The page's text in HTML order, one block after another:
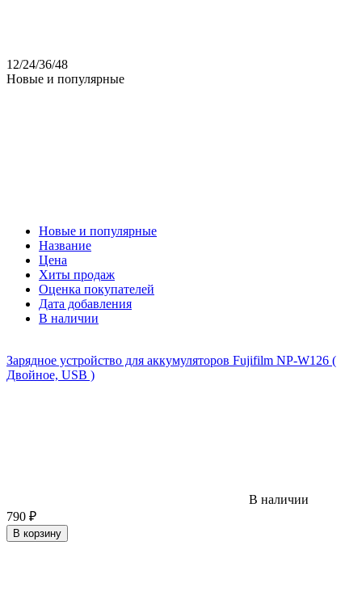
12/24/36/48
Новые и популярные
Новые и популярные
Название
Цена
Хиты продаж
Оценка покупателей
Дата добавления
В наличии
Зарядное устройство для аккумуляторов Fujifilm NP-W126 (
Двойное, USB )
В наличии
790 ₽
В корзину